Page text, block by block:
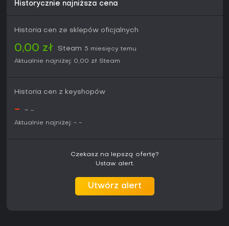
Historycznie najniższa cena
Historia cen ze sklepów oficjalnych
0,00 zł Steam 5 miesięcy temu
Aktualnie najniżej: 0,00 zł Steam
Historia cen z keyshopów
- - -
Aktualnie najniżej: - -
Czekasz na lepszą ofertę?
Ustaw alert.
Utwórz alert